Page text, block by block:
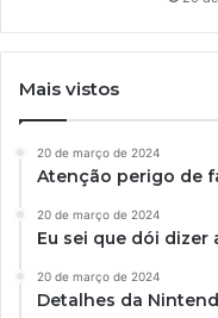
Mais vistos
20 de março de 2024
Atenção perigo de
20 de março de 2024
Eu sei que dói dizer
20 de março de 2024
Detalhes da